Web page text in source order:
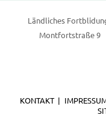
Ländliches
Montfortstraße 9
KONTAKT